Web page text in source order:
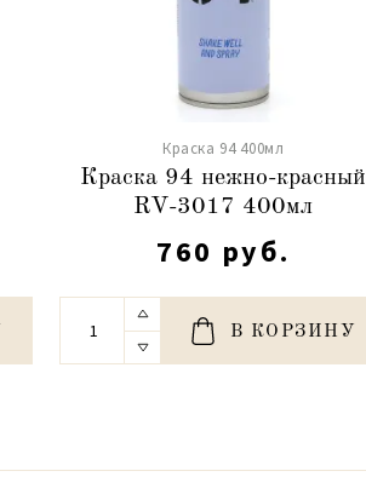
Краска 94 400мл
Краска 94 нежно-красный
RV-3017 400мл
760 руб.
В КОРЗИНУ